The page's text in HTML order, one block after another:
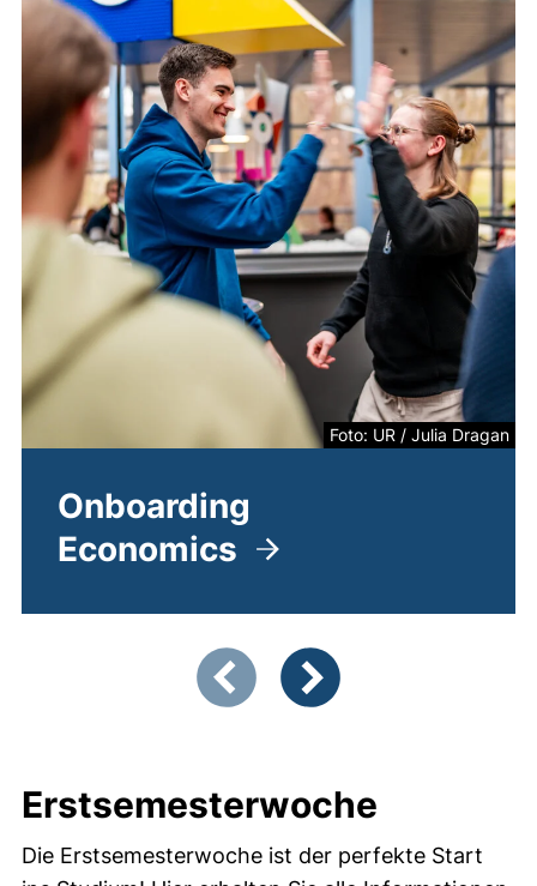
Foto: UR / Julia Dragan
Onboarding
Economics
Zeigt Folie 1 von 2
Erstsemesterwoche
Die Erstsemesterwoche ist der perfekte Start